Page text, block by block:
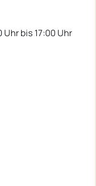
Uhr bis 17:00 Uhr